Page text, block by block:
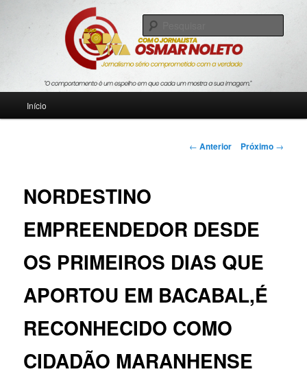
Blog Roda Viva
Jornalismo sério comprometido com a verdade
Início
Navegação
← Anterior Próximo →
NORDESTINO
EMPREENDEDOR DESDE
OS PRIMEIROS DIAS QUE
APORTOU EM BACABAL,É
RECONHECIDO COMO
CIDADÃO MARANHENSE